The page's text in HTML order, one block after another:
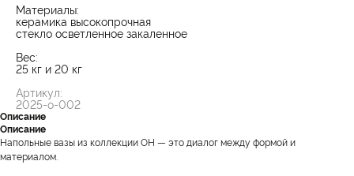
Материалы:
керамика высокопрочная
стекло осветленное закаленное
Вес:
25 кг и 20 кг
Артикул:
2025-о-002
Описание
Описание
Напольные вазы из коллекции ОН — это диалог между формой и
материалом.